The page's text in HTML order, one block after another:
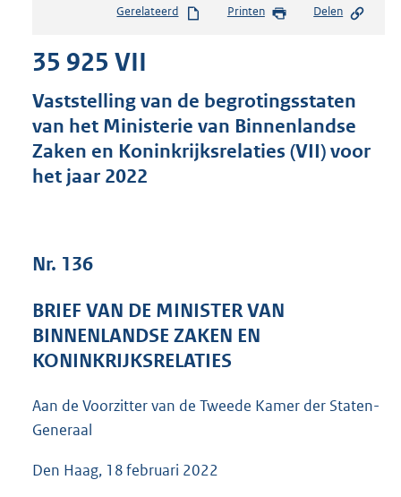
s
s
g
K
b
Gerelateerd Printen Delen
35 925 VII
Vaststelling van de begrotingsstaten
van het Ministerie van Binnenlandse
Zaken en Koninkrijksrelaties (VII) voor
het jaar 2022
Nr. 136
BRIEF VAN DE MINISTER VAN
BINNENLANDSE ZAKEN EN
KONINKRIJKSRELATIES
Aan de Voorzitter van de Tweede Kamer der Staten-
Generaal
Den Haag, 18 februari 2022